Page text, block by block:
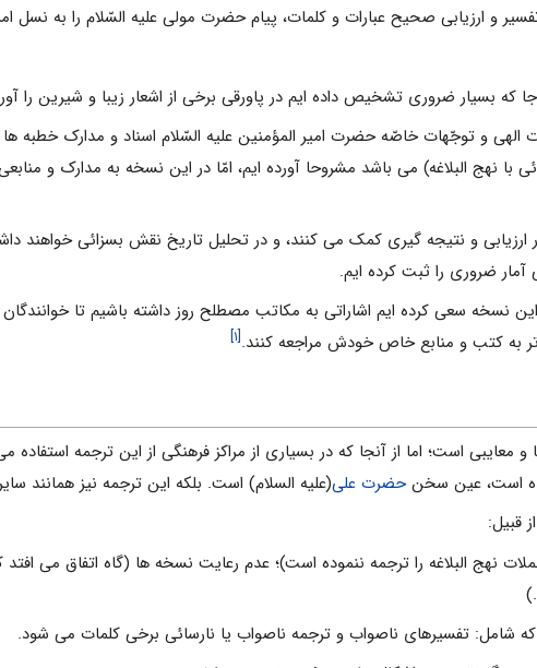
و ارزیابى صحیح عبارات و کلمات، پیام حضرت مولى علیه السّلام را به نسل
الهى و توجّهات خاصّه حضرت امیر المؤمنین علیه السّلام اسناد و مدارک خطبه
با نهج البلاغه) مى باشد مشروحا آورده ایم، امّا در این نسخه به مدارک
در ارزیابى و نتیجه گیرى کمک مى کنند، و در تحلیل تاریخ نقش بسزائى خواهند
آمار ضرورى را ثبت کرده ایم.
نسخه سعى کرده ایم اشاراتى به مکاتب مصطلح روز داشته باشیم تا
به کتب و منابع خاص خودش مراجعه کنند.[۱]
و معایبى است؛ اما از آنجا که در بسیارى از مراکز فرهنگى از این ترجمه
است، عین سخنحضرت على(علیه السلام) است. بلکه این ترجمه نیز همانند
قبیل:
نهج البلاغه را ترجمه ننموده است)؛ عدم رعایت نسخه ها (گاه اتفاق می